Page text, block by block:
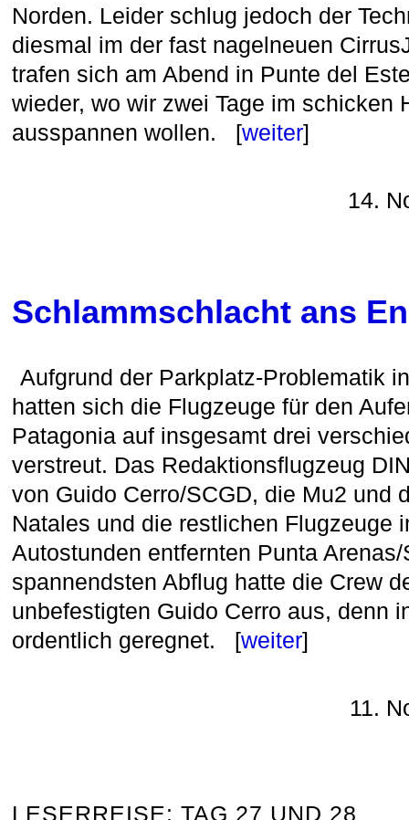
Norden. Leider schlug jedoch der
diesmal im der fast nagelneuen
trafen sich am Abend in Punte del
wieder, wo wir zwei Tage im schicken
ausspannen wollen. [weiter]
14.
Schlammschlacht ans
Aufgrund der Parkplatz-Problematik
hatten sich die Flugzeuge für den
Patagonia auf insgesamt drei
verstreut. Das Redaktionsflugzeug
von Guido Cerro/SCGD, die Mu2 und
Natales und die restlichen Flugzeuge
Autostunden entfernten Punta
spannendsten Abflug hatte die Crew
unbefestigten Guido Cerro aus, denn
ordentlich geregnet. [weiter]
11.
LESERREISE: TAG 27 UND 28